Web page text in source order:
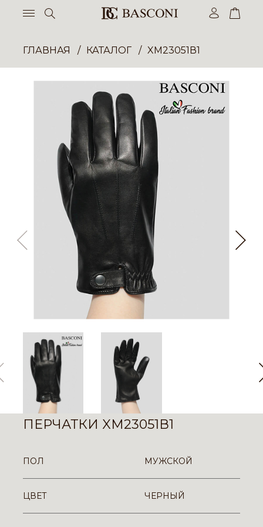
ГЛАВНАЯ КАТАЛОГ XM23051В1
ПЕРЧАТКИ XM23051В1
ПОЛ МУЖСКОЙ
ЦВЕТ ЧЕРНЫЙ